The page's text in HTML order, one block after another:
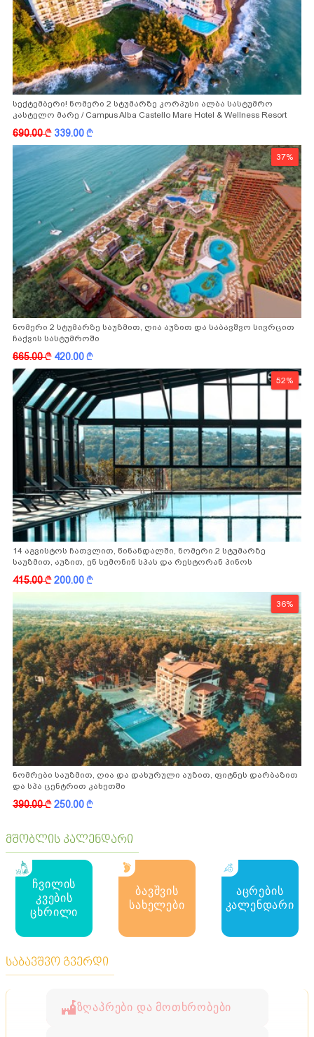
სექტემბერი! ნომერი 2 სტუმარზე კორპუსი ალბა სასტუმრო
კასტელო მარე / Campus Alba Castello Mare Hotel & Wellness Resort
-სგან!
690.00k 339.00k
37%
ნომერი 2 სტუმარზე საუზმით, ღია აუზით და საბავშვო სივრცით
ჩაქვის სასტუმროში
665.00k 420.00k
52%
14 აგვისტოს ჩათვლით, წინანდალში, ნომერი 2 სტუმარზე
საუზმით, აუზით, ენ სემონინ სპას და რესტორან პინოს
ფასდაკლებით
415.00k200.00k
36%
ნომრები საუზმით, ღია და დახურული აუზით, ფიტნეს დარბაზით
და სპა ცენტრით კახეთში
390.00k250.00k
მშობლის კალენდარი
ჩვილის
კვების
ცხრილი
ბავშვის
სახელები
აცრების
კალენდარი
საბავშვო გვერდი
ზღაპრები და მოთხრობები